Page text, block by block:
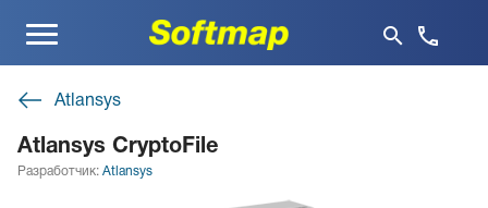
Меню
Atlansys
Atlansys CryptoFile
Разработчик: Atlansys